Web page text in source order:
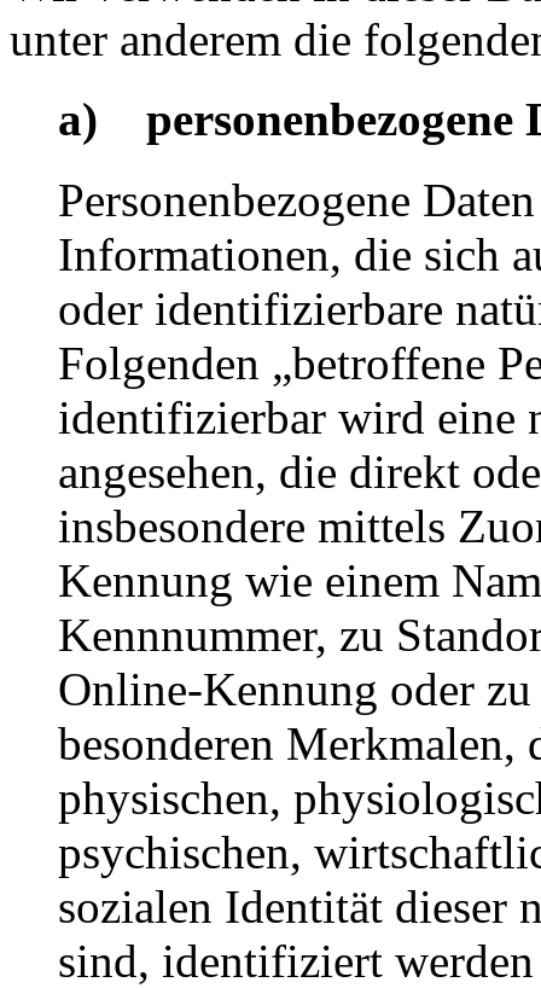
unter anderem die
a) personenbezogene
Personenbezogene
Informationen, die sich
oder identifizierbare
Folgenden „betroffene
identifizierbar wird eine
angesehen, die direkt
insbesondere mittels
Kennung wie einem
Kennnummer, zu
Online-Kennung oder
besonderen Merkmalen,
physischen,
psychischen,
sozialen Identität dieser
sind, identifiziert